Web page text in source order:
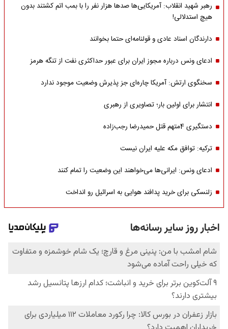
رهبر شهید انقلاب: آمریکایی‌ها صدها هزار نفر را با بمب اتم کشتند بدون
هیچ استدلالی!
دارندگان اسناد عادی و قولنامه‌ای حتما بخوانند
ادعای ونس درباره مجوز ایران برای عبور حداکثری نفت از تنگه هرمز
سخنگوی ارتش: آمریکا چاره‌ای جز پذیرش وضعیت موجود ندارد
انتشار برای اولین بار؛ تصاویری از رهبری
دستگیری 4متهم قتل حمیدرضا رجب‌زاده
ترکیه: توافق مکه علیه ایران نیست
ادعای ونس: ایرانی‌ها می‌خواهند این وضعیت را تمام کنند
زلنسکی برای خرید پدافند هوایی به اسرائیل رو انداخت